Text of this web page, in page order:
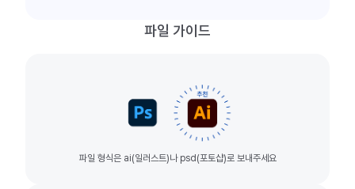
파일 가이드
파일 형식은 ai(일러스트)나 psd(포토샵)로 보내주세요